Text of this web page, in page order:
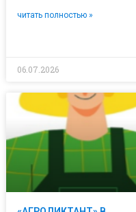
читать полностью »
06.07.2026